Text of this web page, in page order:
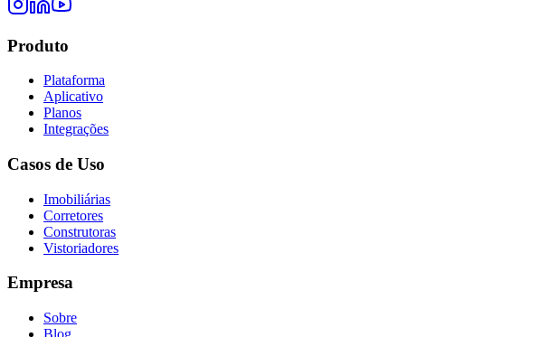
Produto
Plataforma
Aplicativo
Planos
Integrações
Casos de Uso
Imobiliárias
Corretores
Construtoras
Vistoriadores
Empresa
Sobre